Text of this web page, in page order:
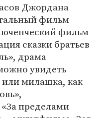
Джордана
фильм
фильм
сказки братьев
драма
увидеть
милашка, как
пределами